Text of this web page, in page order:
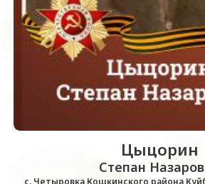
Цыцорин
Степан